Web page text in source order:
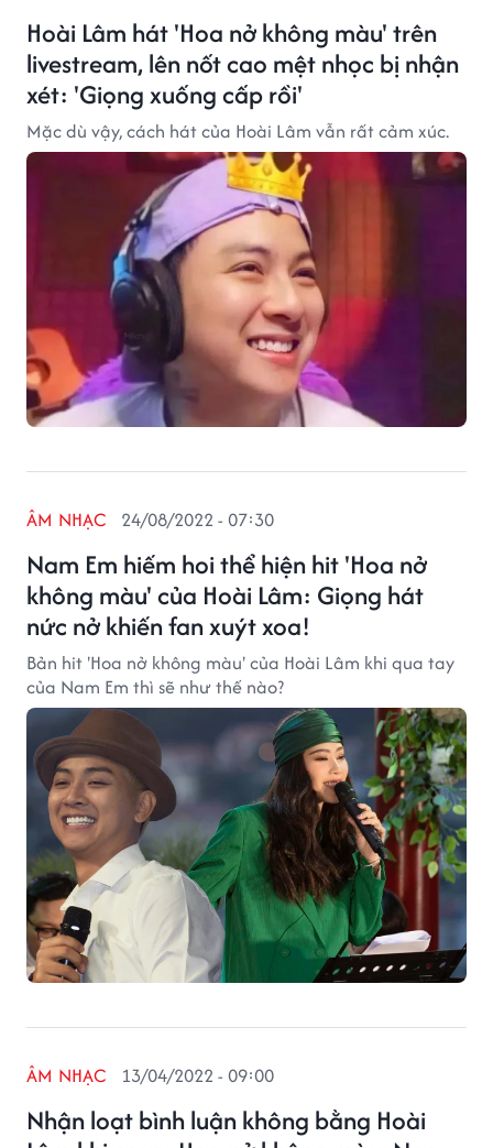
Hoài Lâm hát 'Hoa nở không màu' trên
livestream, lên nốt cao mệt nhọc bị nhận
xét: 'Giọng xuống cấp rồi'
Mặc dù vậy, cách hát của Hoài Lâm vẫn rất cảm xúc.
Nam Em hiếm hoi thể hiện hit 'Hoa nở
không màu' của Hoài Lâm: Giọng hát
nức nở khiến fan xuýt xoa!
ÂM NHẠC 24/08/2022 - 07:30
Bản hit 'Hoa nở không màu' của Hoài Lâm khi qua tay
của Nam Em thì sẽ như thế nào?
Nhận loạt bình luận không bằng Hoài
ÂM NHẠC 13/04/2022 - 09:00